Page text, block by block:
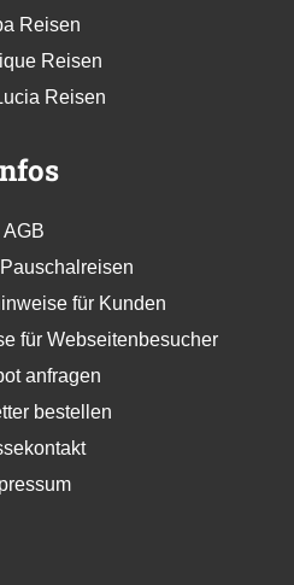
Reisen
Reisen
Reisen
AGB
für Kunden
für Webseitenbesucher
anfragen
bestellen